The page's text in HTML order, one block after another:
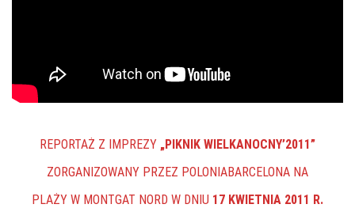
REPORTAŻ Z IMPREZY „PIKNIK WIELKANOCNY’2011”
ZORGANIZOWANY PRZEZ POLONIABARCELONA NA
PLAŻY W MONTGAT NORD W DNIU 17 KWIETNIA 2011 R.